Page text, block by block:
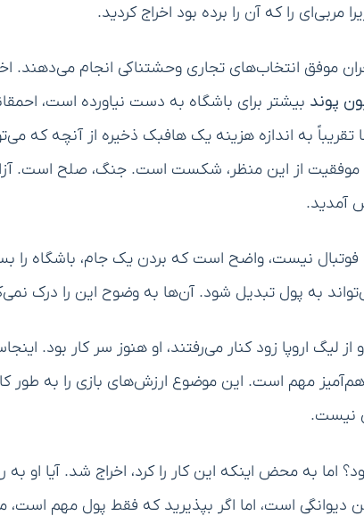
مربی‌ای را که آن را برده بود اخراج کردید.
موفق انتخاب‌های تجاری وحشتناکی انجام می‌دهند.
بیشتر برای باشگاه به دست نیاورده است،
به اندازه هزینه یک هافبک ذخیره از آنچه که
موفقیت از این منظر، شکست است. جنگ، صلح است.
آمدید.
نیست، واضح است که بردن یک جام، باشگاه را
به پول تبدیل شود. آن‌ها به وضوح این را درک
اروپا زود کنار می‌رفتند، او هنوز سر کار بود.
مهم است. این موضوع ارزش‌های بازی را به طور
نیست.
اما به محض اینکه این کار را کرد، اخراج شد. آیا او
دیوانگی است، اما اگر بپذیرید که فقط پول مهم